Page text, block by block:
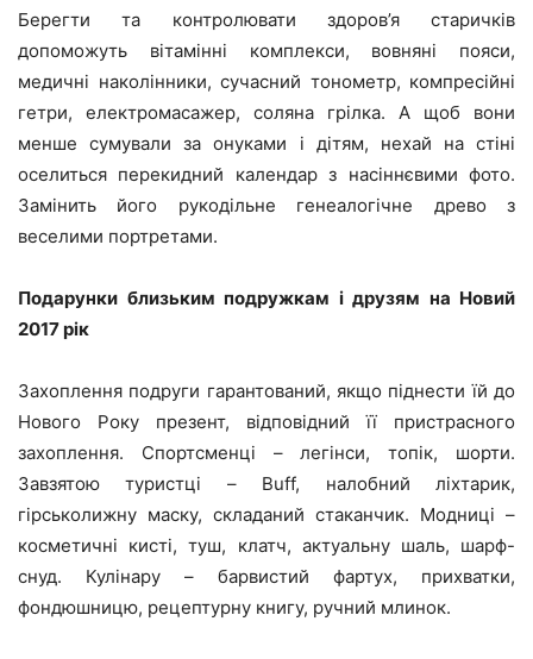
Берегти та контролювати здоров’я старичків
допоможуть вітамінні комплекси, вовняні пояси,
медичні наколінники, сучасний тонометр, компресійні
гетри, електромасажер, соляна грілка. А щоб вони
менше сумували за онуками і дітям, нехай на стіні
оселиться перекидний календар з насіннєвими фото.
Замінить його рукодільне генеалогічне древо з
веселими портретами.
Подарунки близьким подружкам і друзям на Новий
2017 рік
Захоплення подруги гарантований, якщо піднести їй до
Нового Року презент, відповідний її пристрасного
захоплення. Спортсменці – легінси, топік, шорти.
Завзятою туристці – Buff, налобний ліхтарик,
гірськолижну маску, складаний стаканчик. Модниці –
косметичні кисті, туш, клатч, актуальну шаль, шарф-
снуд. Кулінару – барвистий фартух, прихватки,
фондюшницю, рецептурну книгу, ручний млинок.